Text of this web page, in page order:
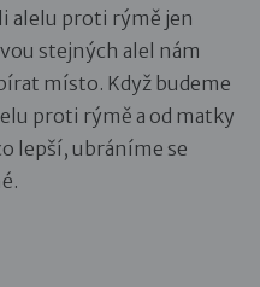
alelu proti rýmě jen
stejných alel nám
místo. Když budeme
proti rýmě a od matky
lepší, ubráníme se